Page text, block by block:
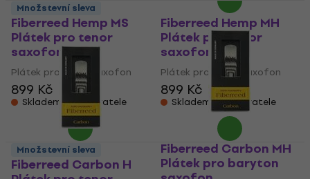
Fiberreed Hemp MS
Plátek pro tenor
saxofon
Plátek pro tenor saxofon
899 Kč
Skladem u dodavatele
Fiberreed Hemp MH
Plátek pro tenor
saxofon
Plátek pro tenor saxofon
899 Kč
Skladem u dodavatele
Množstevní sleva
Fiberreed Carbon H
Fiberreed Carbon MH
Plátek pro baryton
Množstevní sleva